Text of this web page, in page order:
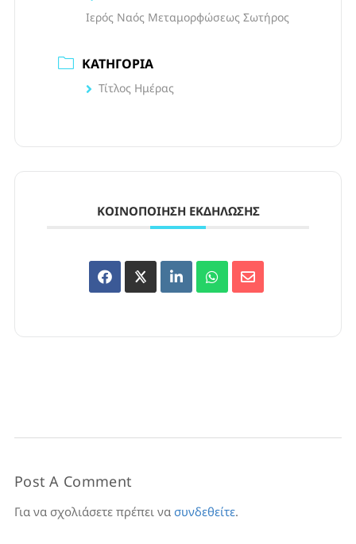
Ιερός Ναός Μεταμορφώσεως Σωτήρος
ΚΑΤΗΓΟΡΊΑ
Τίτλος Ημέρας
ΚΟΙΝΟΠΟΊΗΣΗ ΕΚΔΉΛΩΣΗΣ
Post A Comment
Για να σχολιάσετε πρέπει να συνδεθείτε.